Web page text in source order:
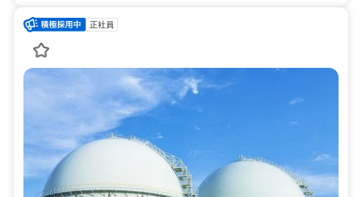
正社員